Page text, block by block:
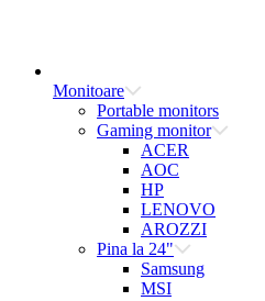
Monitoare
Portable monitors
Gaming monitor
ACER
AOC
HP
LENOVO
AROZZI
Pina la 24"
Samsung
MSI